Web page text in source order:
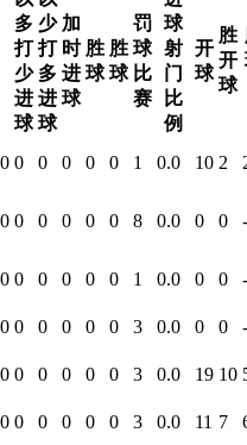
多
打
少
进
球
少
打
多
进
球
加
时
进
球
胜
球
胜
球
罚
球
比
赛
球
射
门
比
例
开
球
胜
开
球
0 0 0 0 0 0 1 0.0 10 2
0 0 0 0 0 0 8 0.0 0 0 -
0 0 0 0 0 0 1 0.0 0 0 -
0 0 0 0 0 0 3 0.0 0 0 -
0 0 0 0 0 0 3 0.0 19 10
0 0 0 0 0 0 3 0.0 11 7